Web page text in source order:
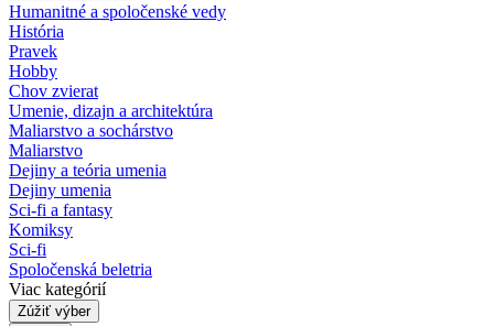
Humanitné a spoločenské vedy
História
Pravek
Hobby
Chov zvierat
Umenie, dizajn a architektúra
Maliarstvo a sochárstvo
Maliarstvo
Dejiny a teória umenia
Dejiny umenia
Sci-fi a fantasy
Komiksy
Sci-fi
Spoločenská beletria
Viac kategórií
Zúžiť výber